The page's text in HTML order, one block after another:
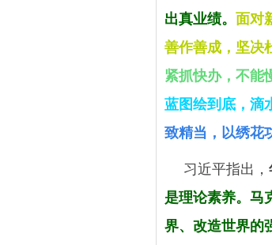
出真业绩。 面对
善作善成，坚决
紧抓快办，不能
蓝图绘到底，滴
致精当，以绣花
习近平指出，
是理论素养。 马
界、改造世界的